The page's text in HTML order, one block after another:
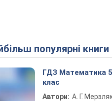
популярні книги
ГДЗ Математика 5
клас
Автори: А. Г.